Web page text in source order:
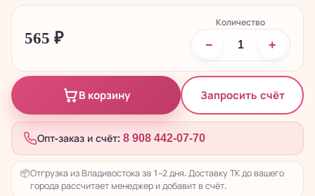
565 ₽
Количество
− +
В корзину Запросить счёт
Опт-заказ и счёт: 8 908 442-07-70
📦Отгрузка из Владивостока за 1–2 дня. Доставку ТК до вашего
города рассчитает менеджер и добавит в счёт.